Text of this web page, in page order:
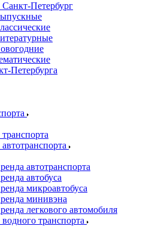
Петербург
Петербурга
автотранспорта
автобуса
микроавтобуса
минивэна
легкового автомобиля
транспорта